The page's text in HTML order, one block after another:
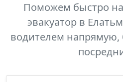
Поможем быстро
эвакуатор в
водителем напрямую,